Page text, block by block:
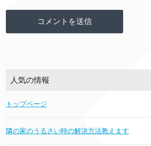
人気の情報
トップページ
隣の家のうるさい時の解決方法教えます